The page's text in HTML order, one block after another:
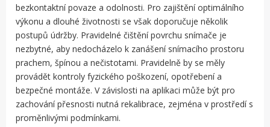
bezkontaktní povaze a odolnosti. Pro zajištění optimálního
výkonu a dlouhé životnosti se však doporučuje několik
postupů údržby. Pravidelné čištění povrchu snímače je
nezbytné, aby nedocházelo k zanášení snímacího prostoru
prachem, špínou a nečistotami. Pravidelně by se měly
provádět kontroly fyzického poškození, opotřebení a
bezpečné montáže. V závislosti na aplikaci může být pro
zachování přesnosti nutná rekalibrace, zejména v prostředí s
proměnlivými podmínkami.